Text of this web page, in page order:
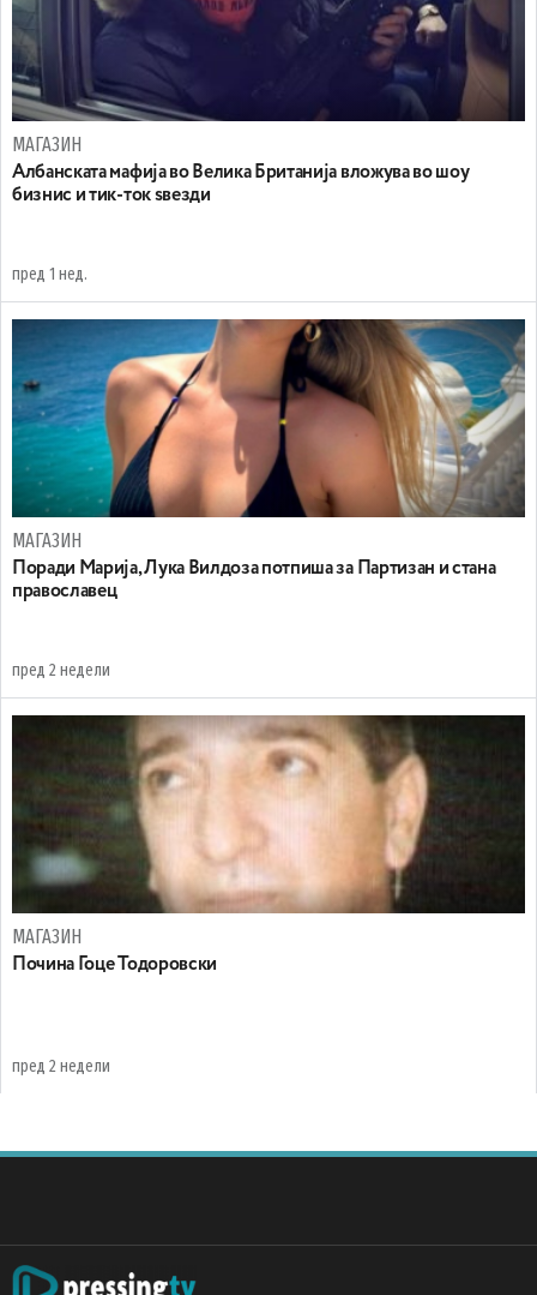
МАГАЗИН
Aлбанската мафија во Велика Британија вложува во шоу
бизнис и тик-ток ѕвезди
пред 1 нед.
МАГАЗИН
Поради Марија, Лука Вилдоза потпиша за Партизан и стана
православец
пред 2 недели
МАГАЗИН
Почина Гоце Тодоровски
пред 2 недели